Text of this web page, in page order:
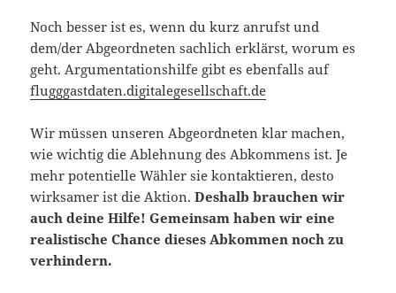
Noch besser ist es, wenn du kurz anrufst und
dem/der Abgeordneten sachlich erklärst, worum es
geht. Argumentationshilfe gibt es ebenfalls auf
flugggastdaten.digitalegesellschaft.de
Wir müssen unseren Abgeordneten klar machen,
wie wichtig die Ablehnung des Abkommens ist. Je
mehr potentielle Wähler sie kontaktieren, desto
wirksamer ist die Aktion.Deshalb brauchen wir
auch deine Hilfe! Gemeinsam haben wir eine
realistische Chance dieses Abkommen noch zu
verhindern.